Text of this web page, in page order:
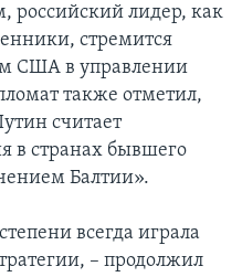
российский лидер, как
стремится
США в управлении
также отметил,
считает
в странах бывшего
Балтии».
всегда играла
– продолжил